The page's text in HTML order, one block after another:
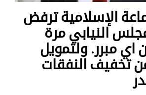
الإسلامية ترفض
النيابي مرة
اي مبرر. ولتمويل
تخفيف النفقات